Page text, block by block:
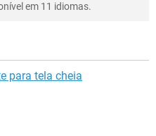
em 11 idiomas.
para tela cheia